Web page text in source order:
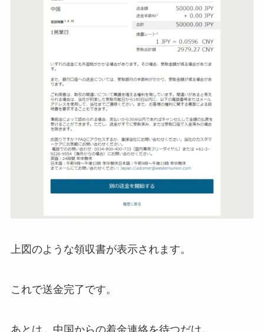
上図のような領収書が表示されます。
これで送金完了です。
あとは、中国からの着金連絡を待つだけ。